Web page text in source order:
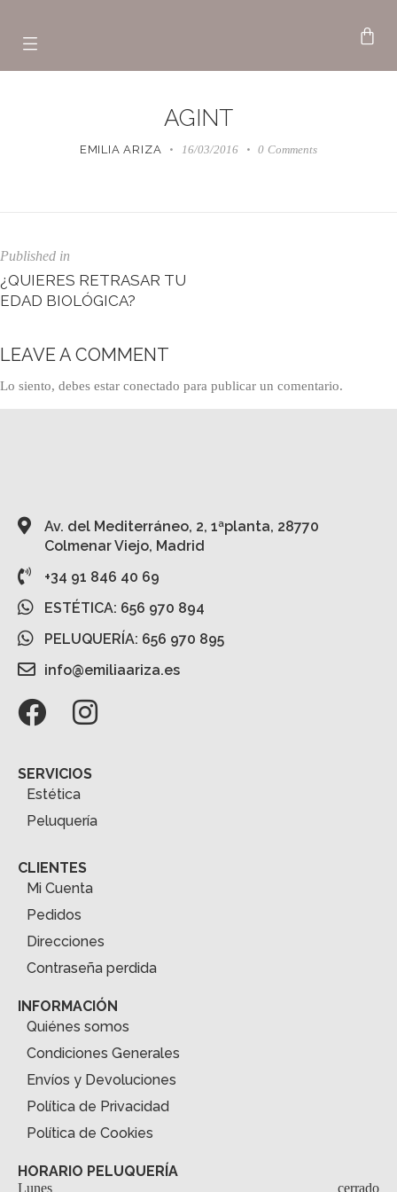
AGINT
EMILIA ARIZA 16/03/2016 0 Comments
Published in
¿QUIERES RETRASAR TU
EDAD BIOLÓGICA?
LEAVE A COMMENT
Lo siento, debes estar conectado para publicar un comentario.
Av. del Mediterráneo, 2, 1ªplanta, 28770
Colmenar Viejo, Madrid
+34 91 846 40 69
ESTÉTICA: 656 970 894
PELUQUERÍA: 656 970 895
info@emiliaariza.es
SERVICIOS
Estética
Peluquería
CLIENTES
Mi Cuenta
Pedidos
Direcciones
Contraseña perdida
INFORMACIÓN
Quiénes somos
Condiciones Generales
Envíos y Devoluciones
Política de Privacidad
Política de Cookies
HORARIO PELUQUERÍA
Lunes cerrado